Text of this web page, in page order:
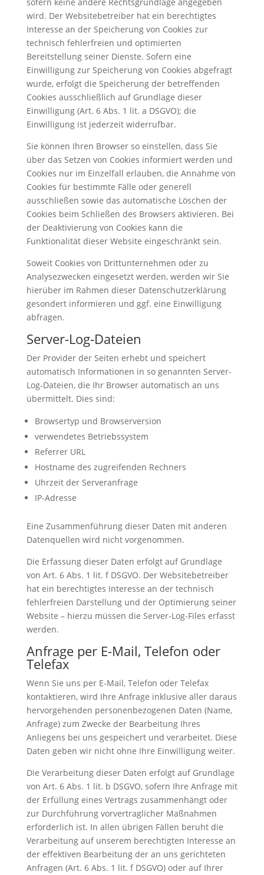
wird. Der Websitebetreiber hat ein berechtigtes
Interesse an der Speicherung von Cookies zur
technisch fehlerfreien und optimierten
Bereitstellung seiner Dienste. Sofern eine
Einwilligung zur Speicherung von Cookies abgefragt
wurde, erfolgt die Speicherung der betreffenden
Cookies ausschließlich auf Grundlage dieser
Einwilligung (Art. 6 Abs. 1 lit. a DSGVO); die
Einwilligung ist jederzeit widerrufbar.
Sie können Ihren Browser so einstellen, dass Sie
über das Setzen von Cookies informiert werden und
Cookies nur im Einzelfall erlauben, die Annahme von
Cookies für bestimmte Fälle oder generell
ausschließen sowie das automatische Löschen der
Cookies beim Schließen des Browsers aktivieren. Bei
der Deaktivierung von Cookies kann die
Funktionalität dieser Website eingeschränkt sein.
Soweit Cookies von Drittunternehmen oder zu
Analysezwecken eingesetzt werden, werden wir Sie
hierüber im Rahmen dieser Datenschutzerklärung
gesondert informieren und ggf. eine Einwilligung
abfragen.
Server-Log-Dateien
Der Provider der Seiten erhebt und speichert
automatisch Informationen in so genannten Server-
Log-Dateien, die Ihr Browser automatisch an uns
übermittelt. Dies sind:
Browsertyp und Browserversion
verwendetes Betriebssystem
Referrer URL
Hostname des zugreifenden Rechners
Uhrzeit der Serveranfrage
IP-Adresse
Eine Zusammenführung dieser Daten mit anderen
Datenquellen wird nicht vorgenommen.
Die Erfassung dieser Daten erfolgt auf Grundlage
von Art. 6 Abs. 1 lit. f DSGVO. Der Websitebetreiber
hat ein berechtigtes Interesse an der technisch
fehlerfreien Darstellung und der Optimierung seiner
Website – hierzu müssen die Server-Log-Files erfasst
werden.
Anfrage per E-Mail, Telefon oder
Telefax
Wenn Sie uns per E-Mail, Telefon oder Telefax
kontaktieren, wird Ihre Anfrage inklusive aller daraus
hervorgehenden personenbezogenen Daten (Name,
Anfrage) zum Zwecke der Bearbeitung Ihres
Anliegens bei uns gespeichert und verarbeitet. Diese
Daten geben wir nicht ohne Ihre Einwilligung weiter.
Die Verarbeitung dieser Daten erfolgt auf Grundlage
von Art. 6 Abs. 1 lit. b DSGVO, sofern Ihre Anfrage mit
der Erfüllung eines Vertrags zusammenhängt oder
zur Durchführung vorvertraglicher Maßnahmen
erforderlich ist. In allen übrigen Fällen beruht die
Verarbeitung auf unserem berechtigten Interesse an
der effektiven Bearbeitung der an uns gerichteten
Anfragen (Art. 6 Abs. 1 lit. f DSGVO) oder auf Ihrer